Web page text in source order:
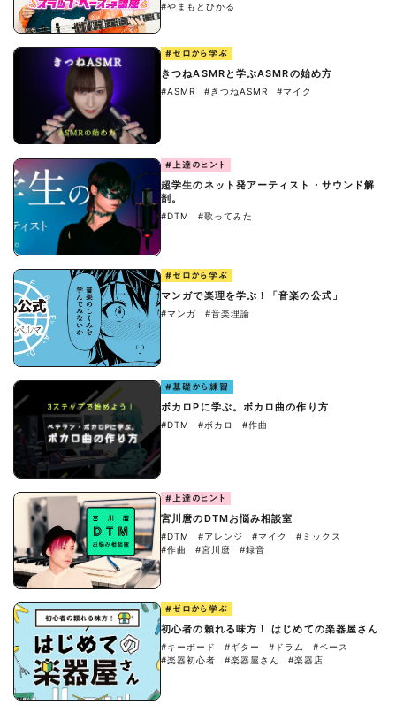
#やまもとひかる
#ゼロから学ぶ
きつねASMRと学ぶASMRの始め方
#ASMR #きつねASMR #マイク
#上達のヒント
超学生のネット発アーティスト・サウンド解
剖。
#DTM #歌ってみた
#ゼロから学ぶ
マンガで楽理を学ぶ！「音楽の公式」
#マンガ #音楽理論
#基礎から練習
ボカロPに学ぶ。ボカロ曲の作り方
#DTM #ボカロ #作曲
#上達のヒント
宮川麿のDTMお悩み相談室
#DTM #アレンジ #マイク
#ミックス
#作曲
#宮川麿 #録音
#ゼロから学ぶ
初心者の頼れる味方！ はじめての楽器屋さん
#キーボード #ギター #ドラム
#ベース
#楽器初心者
#楽器屋さん #楽器店